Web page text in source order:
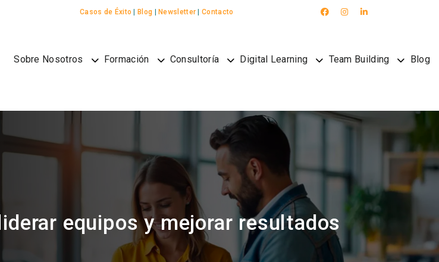
Casos de Éxito Blog Newsletter |Contacto
Sobre Nosotros Formación Consultoría Digital Learning Team Building Blog
equipos y mejorar resultados